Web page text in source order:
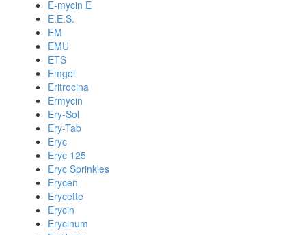
E-mycin E
E.E.S.
EM
EMU
ETS
Emgel
Eritrocina
Ermycin
Ery-Sol
Ery-Tab
Eryc
Eryc 125
Eryc Sprinkles
Erycen
Erycette
Erycin
Erycinum